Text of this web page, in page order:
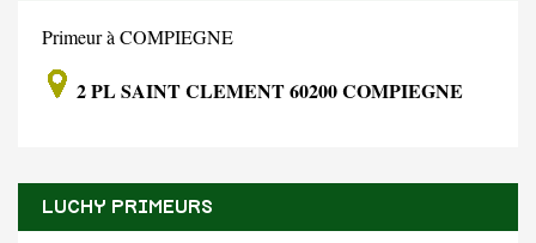
Primeur à COMPIEGNE
2 PL SAINT CLEMENT 60200 COMPIEGNE
LUCHY PRIMEURS